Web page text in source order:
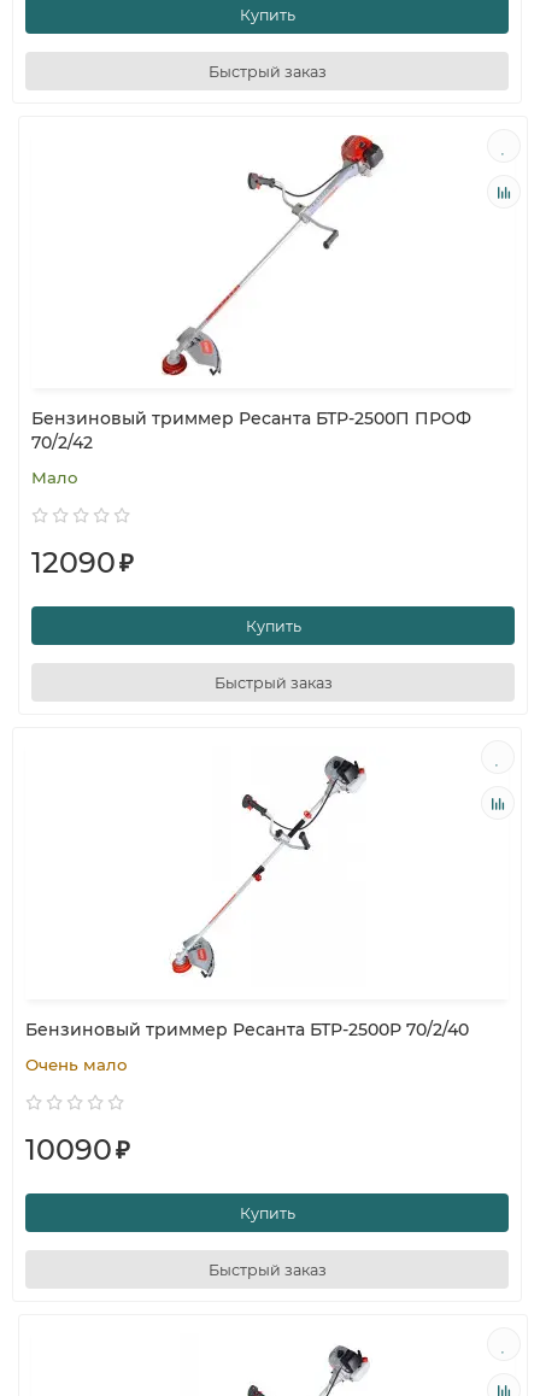
Купить
Быстрый заказ
Бензиновый триммер Ресанта БТР-2500П ПРОФ
70/2/42
Мало
12090₽
Купить
Быстрый заказ
Бензиновый триммер Ресанта БТР-2500Р 70/2/40
Очень мало
10090₽
Купить
Быстрый заказ